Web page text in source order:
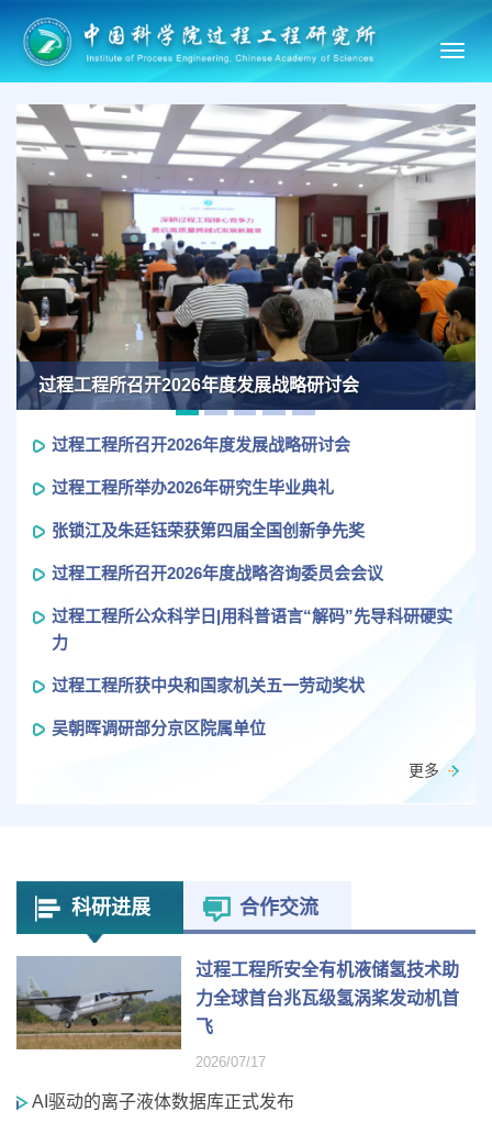
过程工程所召开2026年度发展战略研讨会
Previous
过程工程所召开2026年度发展战略研讨会
过程工程所举办2026年研究生毕业典礼
张锁江及朱廷钰荣获第四届全国创新争先奖
过程工程所召开2026年度战略咨询委员会会议
过程工程所公众科学日|用科普语言“解码”先导科研硬实
力
过程工程所获中央和国家机关五一劳动奖状
吴朝晖调研部分京区院属单位
更多
科研进展 合作交流
过程工程所安全有机液储氢技术助
力全球首台兆瓦级氢涡桨发动机首
飞
2026/07/17
AI驱动的离子液体数据库正式发布